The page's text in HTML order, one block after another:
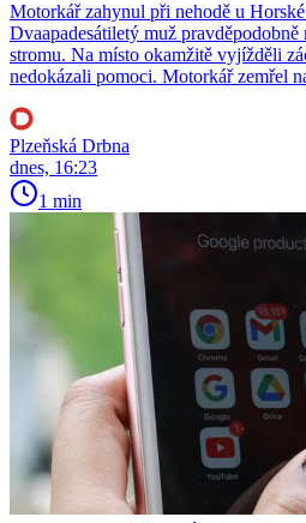
Motorkář zahynul při nehodě u
Dvaapadesátiletý muž
stromu. Na místo okamžitě vyjížděli
nedokázali pomoci. Motorkář zemřel
Plzeňská Drbna
dnes, 16:23
1 min